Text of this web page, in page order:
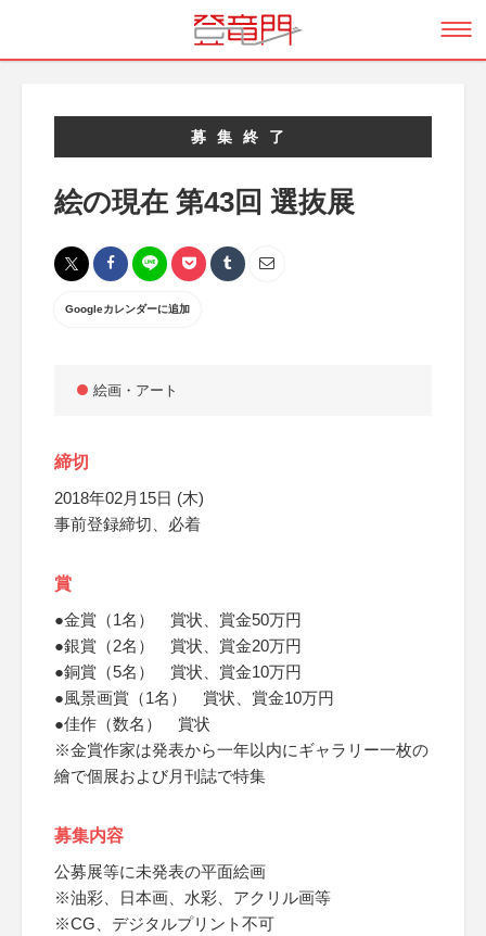
募集終了
絵の現在 第43回 選抜展
Googleカレンダーに追加
絵画・アート
締切
2018年02月15日 (木)
事前登録締切、必着
賞
●金賞（1名） 賞状、賞金50万円
●銀賞（2名） 賞状、賞金20万円
●銅賞（5名） 賞状、賞金10万円
●風景画賞（1名） 賞状、賞金10万円
●佳作（数名） 賞状
※金賞作家は発表から一年以内にギャラリー一枚の
繪で個展および月刊誌で特集
募集内容
公募展等に未発表の平面絵画
※油彩、日本画、水彩、アクリル画等
※CG、デジタルプリント不可